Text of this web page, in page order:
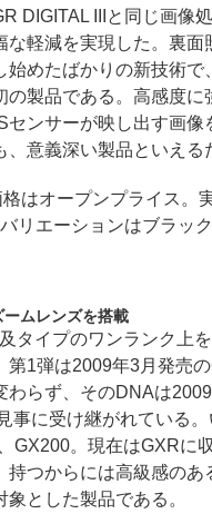
DIGITAL IIIと同じ画像
な軽減を実現した。裏面
始めたばかりの新技術で
の製品である。高感度に
センサーが映し出す画像
意義深い製品といえる
はオープンプライス。
リエーションはブラッ
ムレンズを搭載
タイプのワンランク上
第1弾は2009年3月発売
わらず、そのDNAは
事に受け継がれている。
GX200。現在はGXRに
持つからには高級感のあ
とした製品である。